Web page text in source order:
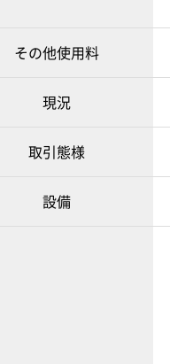
その他使用料
現況
取引態様
設備